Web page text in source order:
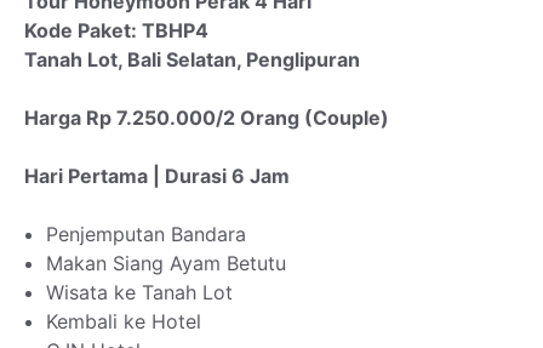
Kode Paket: TBHP4
Tanah Lot, Bali Selatan, Penglipuran
Harga Rp 7.250.000/2 Orang (Couple)
Hari Pertama | Durasi 6 Jam
Penjemputan Bandara
Makan Siang Ayam Betutu
Wisata ke Tanah Lot
Kembali ke Hotel